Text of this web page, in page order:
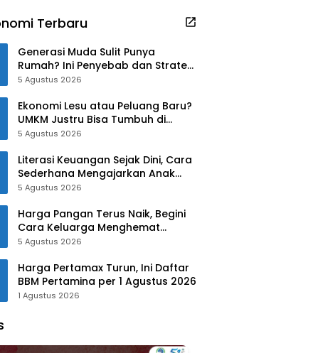
Terbaru
Generasi Muda Sulit Punya
Rumah? Ini Penyebab dan Strategi
Mengatasinya
5 Agustus 2026
Ekonomi Lesu atau Peluang Baru?
UMKM Justru Bisa Tumbuh di
Tengah Ketidakpastian
5 Agustus 2026
Literasi Keuangan Sejak Dini, Cara
Sederhana Mengajarkan Anak
Mengelola Uang
5 Agustus 2026
Harga Pangan Terus Naik, Begini
Cara Keluarga Menghemat
Belanja
5 Agustus 2026
Harga Pertamax Turun, Ini Daftar
BBM Pertamina per 1 Agustus 2026
1 Agustus 2026